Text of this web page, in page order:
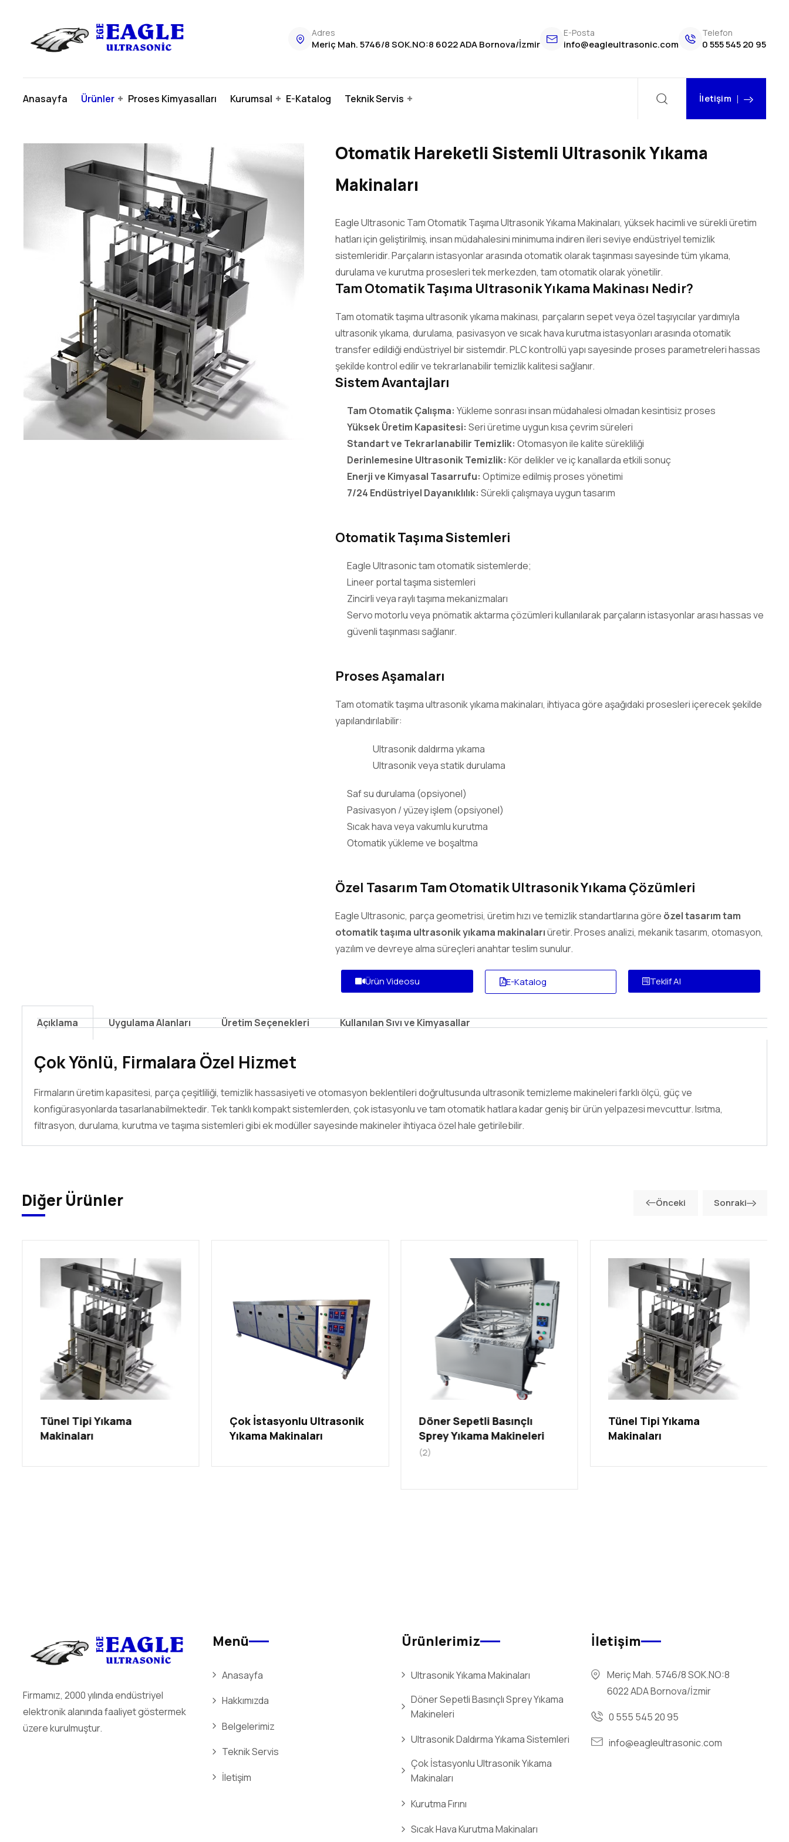
Adres
Meriç Mah. 5746/8 SOK.NO:8 6022 ADA Bornova/İzmir
E-Posta
info@eagleultrasonic.com
Telefon
0 555 545 20 95
Anasayfa Ürünler Proses Kimyasalları Kurumsal E-Katalog Teknik Servis İletişim
Otomatik Hareketli Sistemli Ultrasonik Yıkama
Makinaları
Eagle Ultrasonic Tam Otomatik Taşıma Ultrasonik Yıkama Makinaları, yüksek hacimli ve sürekli üretim
hatları için geliştirilmiş, insan müdahalesini minimuma indiren ileri seviye endüstriyel temizlik
sistemleridir. Parçaların istasyonlar arasında otomatik olarak taşınması sayesinde tüm yıkama,
durulama ve kurutma prosesleri tek merkezden, tam otomatik olarak yönetilir.
Tam Otomatik Taşıma Ultrasonik Yıkama Makinası Nedir?
Tam otomatik taşıma ultrasonik yıkama makinası, parçaların sepet veya özel taşıyıcılar yardımıyla
ultrasonik yıkama, durulama, pasivasyon ve sıcak hava kurutma istasyonları arasında otomatik
transfer edildiği endüstriyel bir sistemdir. PLC kontrollü yapı sayesinde proses parametreleri hassas
şekilde kontrol edilir ve tekrarlanabilir temizlik kalitesi sağlanır.
Sistem Avantajları
Tam Otomatik Çalışma: Yükleme sonrası insan müdahalesi olmadan kesintisiz proses
Yüksek Üretim Kapasitesi: Seri üretime uygun kısa çevrim süreleri
Standart ve Tekrarlanabilir Temizlik: Otomasyon ile kalite sürekliliği
Derinlemesine Ultrasonik Temizlik: Kör delikler ve iç kanallarda etkili sonuç
Enerji ve Kimyasal Tasarrufu: Optimize edilmiş proses yönetimi
7/24 Endüstriyel Dayanıklılık: Sürekli çalışmaya uygun tasarım
Otomatik Taşıma Sistemleri
Eagle Ultrasonic tam otomatik sistemlerde;
Lineer portal taşıma sistemleri
Zincirli veya raylı taşıma mekanizmaları
Servo motorlu veya pnömatik aktarma çözümleri kullanılarak parçaların istasyonlar arası hassas ve
güvenli taşınması sağlanır.
Proses Aşamaları
Tam otomatik taşıma ultrasonik yıkama makinaları, ihtiyaca göre aşağıdaki prosesleri içerecek şekilde
yapılandırılabilir:
Ultrasonik daldırma yıkama
Ultrasonik veya statik durulama
Saf su durulama (opsiyonel)
Pasivasyon / yüzey işlem (opsiyonel)
Sıcak hava veya vakumlu kurutma
Otomatik yükleme ve boşaltma
Özel Tasarım Tam Otomatik Ultrasonik Yıkama Çözümleri
Eagle Ultrasonic, parça geometrisi, üretim hızı ve temizlik standartlarına göre özel tasarım tam
otomatik taşıma ultrasonik yıkama makinalarıüretir. Proses analizi, mekanik tasarım, otomasyon,
yazılım ve devreye alma süreçleri anahtar teslim sunulur.
Ürün Videosu E-Katalog Teklif Al
Açıklama Uygulama Alanları Üretim Seçenekleri Kullanılan Sıvı ve Kimyasallar
Çok Yönlü, Firmalara Özel Hizmet
Firmaların üretim kapasitesi, parça çeşitliliği, temizlik hassasiyeti ve otomasyon beklentileri doğrultusunda ultrasonik temizleme makineleri farklı ölçü, güç ve
konfigürasyonlarda tasarlanabilmektedir. Tek tanklı kompakt sistemlerden, çok istasyonlu ve tam otomatik hatlara kadar geniş bir ürün yelpazesi mevcuttur. Isıtma,
filtrasyon, durulama, kurutma ve taşıma sistemleri gibi ek modüller sayesinde makineler ihtiyaca özel hale getirilebilir.
Diğer Ürünler Önceki Sonraki
Tünel Tipi Yıkama
Makinaları
Çok İstasyonlu Ultrasonik
Yıkama Makinaları
Döner Sepetli Basınçlı
Sprey Yıkama Makineleri
(2)
Tünel Tipi Yıkama
Makinaları
Firmamız, 2000 yılında endüstriyel
elektronik alanında faaliyet göstermek
üzere kurulmuştur.
Menü
Anasayfa
Hakkımızda
Belgelerimiz
Teknik Servis
İletişim
Ürünlerimiz
Ultrasonik Yıkama Makinaları
Döner Sepetli Basınçlı Sprey Yıkama
Makineleri
Ultrasonik Daldırma Yıkama Sistemleri
Çok İstasyonlu Ultrasonik Yıkama
Makinaları
Kurutma Fırını
Sıcak Hava Kurutma Makinaları
İletişim
Meriç Mah. 5746/8 SOK.NO:8
6022 ADA Bornova/İzmir
0 555 545 20 95
info@eagleultrasonic.com